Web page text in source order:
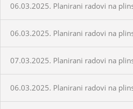
06.03.2025. Planirani radovi na
06.03.2025. Planirani radovi na
07.03.2025. Planirani radovi na
06.03.2025. Planirani radovi na